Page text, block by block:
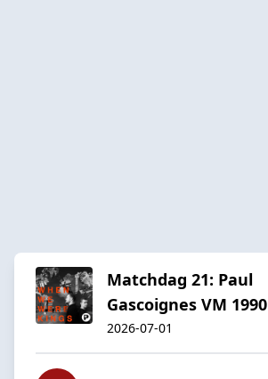
Matchdag 21: Paul
Gascoignes VM 1990
2026-07-01